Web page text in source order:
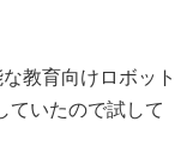
教育向けロボット
ていたので試して